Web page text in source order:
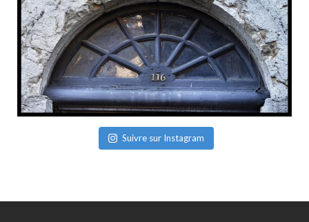
Suivre sur Instagram